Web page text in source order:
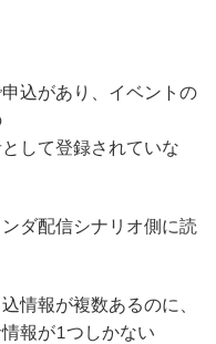
込があり、イベントの
して登録されていな
ダ配信シナリオ側に読
情報が複数あるのに、
報が1つしかない